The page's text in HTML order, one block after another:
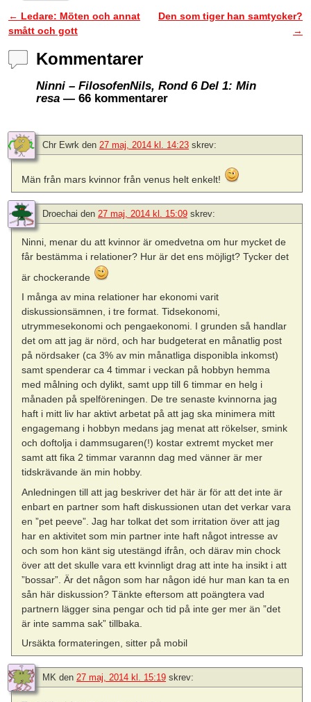
Inläggsnavigering
← Ledare: Möten och annat
smått och gott
Den som tiger han samtycker?
→
Kommentarer
Ninni – FilosofenNils, Rond 6 Del 1: Min
resa — 66 kommentarer
Chr Ewrk den 27 maj, 2014 kl. 14:23 skrev:
Män från mars kvinnor från venus helt enkelt!
Droechai den 27 maj, 2014 kl. 15:09 skrev:
Ninni, menar du att kvinnor är omedvetna om hur mycket de
får bestämma i relationer? Hur är det ens möjligt? Tycker det
är chockerande
I många av mina relationer har ekonomi varit
diskussionsämnen, i tre format. Tidsekonomi,
utrymmesekonomi och pengaekonomi. I grunden så handlar
det om att jag är nörd, och har budgeterat en månatlig post
på nördsaker (ca 3% av min månatliga disponibla inkomst)
samt spenderar ca 4 timmar i veckan på hobbyn hemma
med målning och dylikt, samt upp till 6 timmar en helg i
månaden på spelföreningen. De tre senaste kvinnorna jag
haft i mitt liv har aktivt arbetat på att jag ska minimera mitt
engagemang i hobbyn medans jag menat att rökelser, smink
och doftolja i dammsugaren(!) kostar extremt mycket mer
samt att fika 2 timmar varannn dag med vänner är mer
tidskrävande än min hobby.
Anledningen till att jag beskriver det här är för att det inte är
enbart en partner som haft diskussionen utan det verkar vara
en ”pet peeve”. Jag har tolkat det som irritation över att jag
har en aktivitet som min partner inte haft något intresse av
och som hon känt sig utestängd ifrån, och därav min chock
över att det skulle vara ett kvinnligt drag att inte ha insikt i att
”bossar”. Är det någon som har någon idé hur man kan ta en
sån här diskussion? Tänkte eftersom att poängtera vad
partnern lägger sina pengar och tid på inte ger mer än ”det
är inte samma sak” tillbaka.
Ursäkta formateringen, sitter på mobil
MK den 27 maj, 2014 kl. 15:19 skrev: